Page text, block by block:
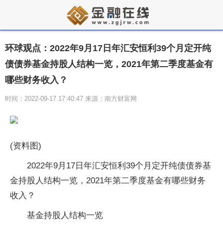
环球观点：2022年9月17日年汇安恒利39个月定开纯
债债券基金持股人结构一览，2021年第二季度基金有
哪些财务收入？
时间：2022-09-17 17:40:47 来源：南方财富网
(资料图)
2022年9月17日年汇安恒利39个月定开纯债债券基
金持股人结构一览，2021年第二季度基金有哪些财务
收入？
基金持股人结构一览